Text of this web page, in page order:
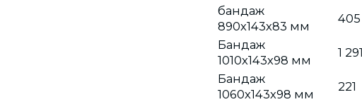
бандаж
890х143х83 мм
405
Бандаж
1010х143х98 мм
1 291
Бандаж
1060х143х98 мм
221